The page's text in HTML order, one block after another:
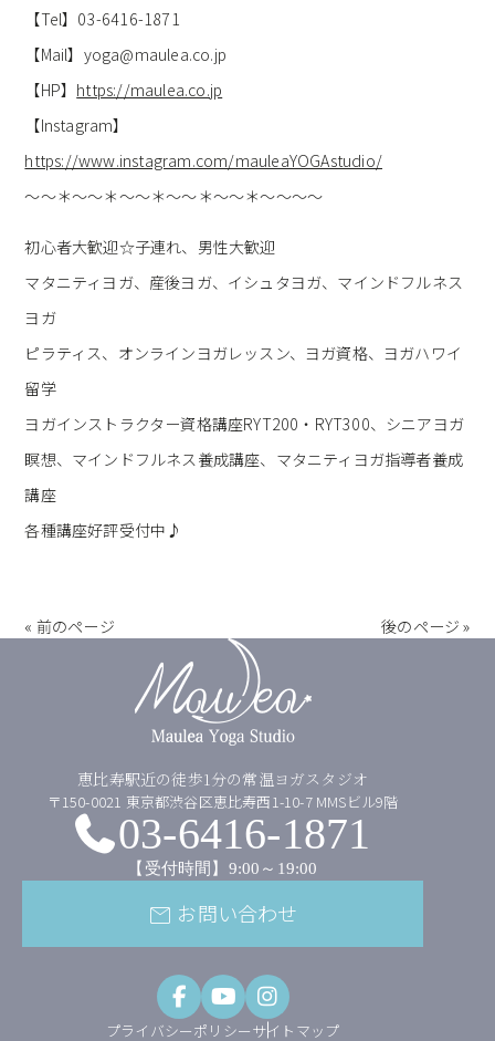
【Tel】03-6416-1871
【Mail】yoga@maulea.co.jp
【HP】 https://maulea.co.jp
【Instagram】
https://www.instagram.com/mauleaYOGAstudio/
～～＊～～＊～～＊～～＊～～＊～～～～
初心者大歓迎☆子連れ、男性大歓迎
マタニティヨガ、産後ヨガ、イシュタヨガ、マインドフルネス
ヨガ
ピラティス、オンラインヨガレッスン、ヨガ資格、ヨガハワイ
留学
ヨガインストラクター資格講座RYT200・RYT300、シニアヨガ
瞑想、マインドフルネス養成講座、マタニティヨガ指導者養成
講座
各種講座好評受付中♪
« 前のページ 後のページ »
恵比寿駅近の徒歩1分の常温ヨガスタジオ
〒150-0021 東京都渋谷区恵比寿西1-10-7 MMSビル9階
03-6416-1871
【受付時間】9:00～19:00
mail お問い合わせ
プライバシーポリシーサイトマップ